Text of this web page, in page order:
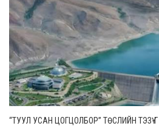
“ТУУЛ УСАН ЦОГЦОЛБОР” ТӨСЛИЙН